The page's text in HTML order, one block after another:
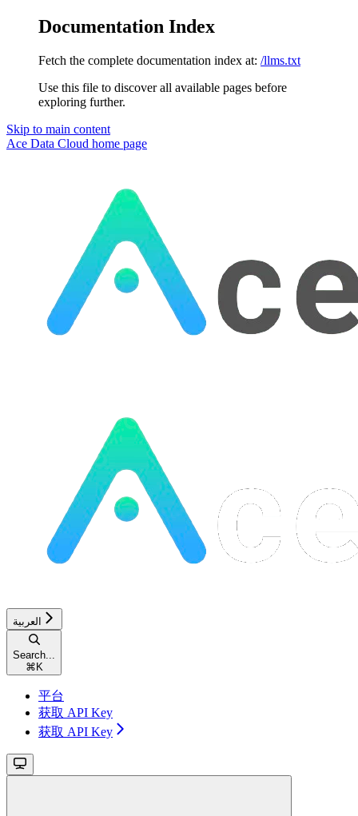
Documentation Index
Fetch the complete documentation index at: /llms.txt
Use this file to discover all available pages before
exploring further.
Skip to main content
Ace Data Cloud home page
العربية
Search...
⌘ K
平台
获取 API Key
获取 API Key